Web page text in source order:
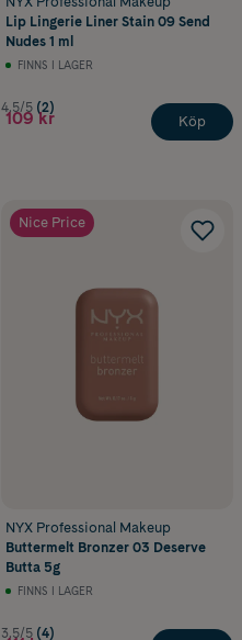
Lip Lingerie Liner Stain 09 Send
Nudes 1 ml
FINNS I LAGER
4.5/5 (2)
109 kr Köp
Nice Price
NYX Professional Makeup
Buttermelt Bronzer 03 Deserve
Butta 5g
FINNS I LAGER
3.5/5 (4)